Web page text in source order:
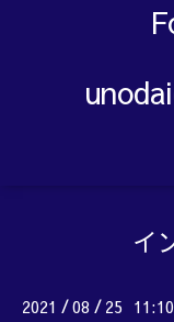
イ
2021 /08 / 25 11:10